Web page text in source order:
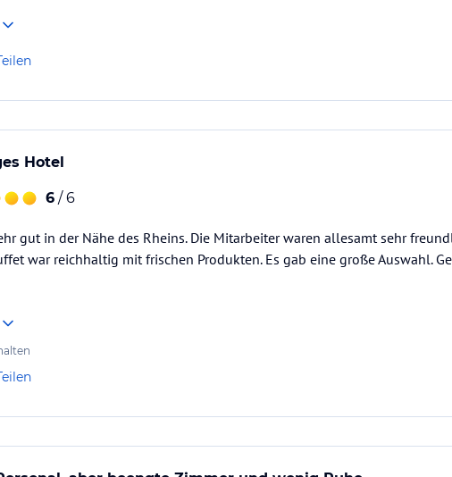
Hotel
6 / 6
gut in der Nähe des Rheins. Die Mitarbeiter waren allesamt sehr
war reichhaltig mit frischen Produkten. Es gab eine große Auswahl.